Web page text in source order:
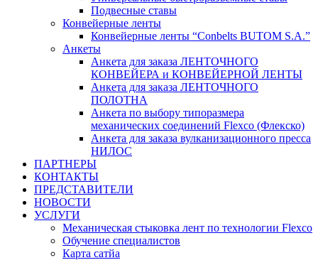
Подвесные ставы
Конвейерные ленты
Конвейерные ленты “Conbelts BUTOM S.A.”
Анкеты
Анкета для заказа ЛЕНТОЧНОГО
КОНВЕЙЕРА и КОНВЕЙЕРНОЙ ЛЕНТЫ
Анкета для заказа ЛЕНТОЧНОГО
ПОЛОТНА
Анкета по выбору типоразмера
механических соединений Flexco (Флекско)
Анкета для заказа вулканизационного пресса
НИЛОС
ПАРТНЕРЫ
КОНТАКТЫ
ПРЕДСТАВИТЕЛИ
НОВОСТИ
УСЛУГИ
Механическая стыковка лент по технологии Flexco
Обучение специалистов
Карта сатйа